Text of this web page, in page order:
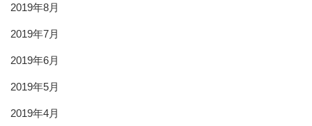
2019年8月
2019年7月
2019年6月
2019年5月
2019年4月